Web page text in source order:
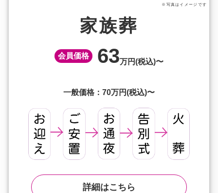
※写真はイメージです
家族葬
会員価格 63万円(税込)〜
一般価格：70万円(税込)〜
詳細はこちら